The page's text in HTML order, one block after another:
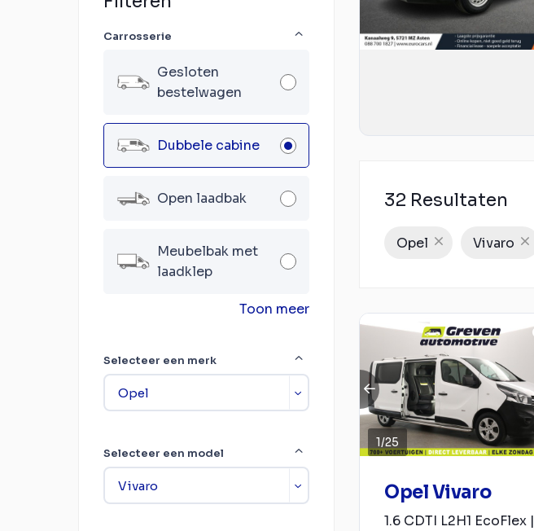
Carrosserie
Gesloten
bestelwagen
Dubbele cabine
Open laadbak
Meubelbak met
laadklep
Toon meer
Selecteer een merk
Selecteer een model
32 Resultaten
Opel Vivaro
1/25
Opel Vivaro
1.6 CDTI L2H1 EcoFlex |